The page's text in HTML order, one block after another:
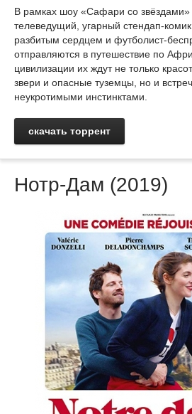
В рамках шоу «Сафари со звёздами»
телеведущий, угарный стендап-
разбитым сердцем и футболист-
отправляются в путешествие по
цивилизации их ждут не только
звери и опасные туземцы, но и
неукротимыми инстинктами.
скачать торрент
Нотр-Дам (2019)